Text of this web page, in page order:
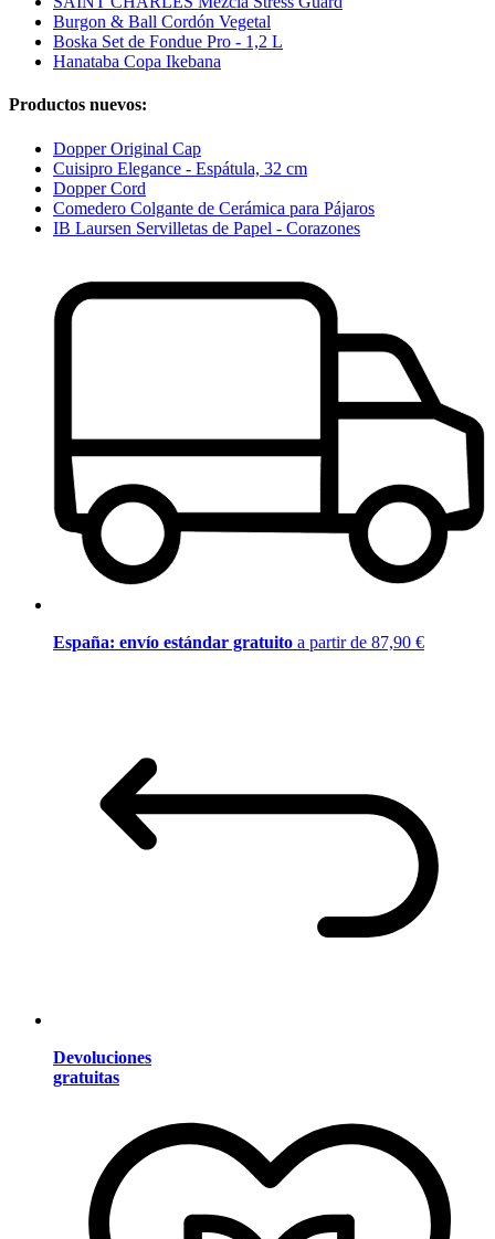
Burgon & Ball Cordón Vegetal
Boska Set de Fondue Pro - 1,2 L
Hanataba Copa Ikebana
Productos nuevos:
Dopper Original Cap
Cuisipro Elegance - Espátula, 32 cm
Dopper Cord
Comedero Colgante de Cerámica para Pájaros
IB Laursen Servilletas de Papel - Corazones
España: envío estándar gratuito a partir de 87,90 €
Devoluciones
gratuitas